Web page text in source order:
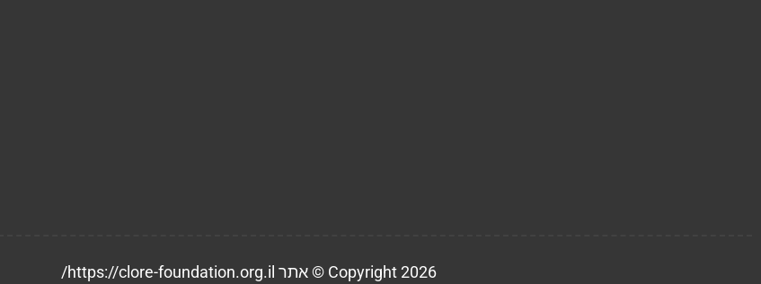
Copyright 2026 © אתר https://clore-foundation.org.il/